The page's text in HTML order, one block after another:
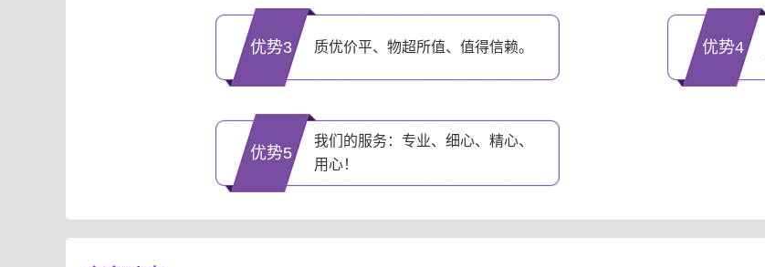
优势3 质优价平、物超所值、值得信赖。 优势4
优势5
我们的服务：专业、细心、精心、
用心！